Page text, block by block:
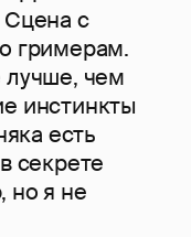
Сцена с
гримерам.
лучше, чем
инстинкты
есть
секрете
но я не